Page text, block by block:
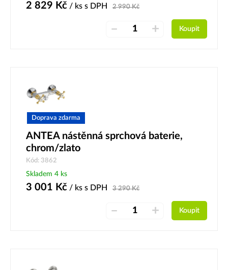
2 829 Kč / ks s DPH 2 990Kč
– + Koupit
Doprava zdarma
ANTEA nástěnná sprchová baterie,
chrom/zlato
Kód: 3862
Skladem 4 ks
3 001 Kč / ks s DPH 3 290Kč
– + Koupit